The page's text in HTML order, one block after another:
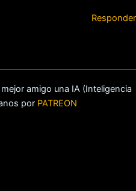
Responder
amigo una IA (Inteligencia
por PATREON